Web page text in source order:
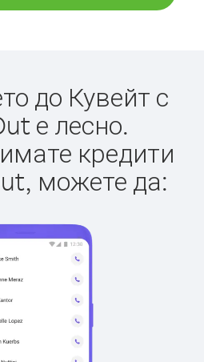
до Кувейт с
е лесно.
кредити
можете да: